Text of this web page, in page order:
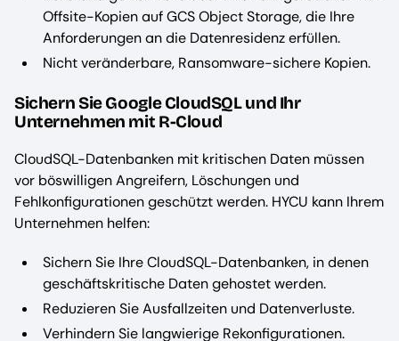
Offsite-Kopien auf GCS Object Storage, die Ihre
Anforderungen an die Datenresidenz erfüllen.
Nicht veränderbare, Ransomware-sichere Kopien.
Sichern Sie Google CloudSQL und Ihr
Unternehmen mit R-Cloud
CloudSQL-Datenbanken mit kritischen Daten müssen
vor böswilligen Angreifern, Löschungen und
Fehlkonfigurationen geschützt werden. HYCU kann Ihrem
Unternehmen helfen:
Sichern Sie Ihre CloudSQL-Datenbanken, in denen
geschäftskritische Daten gehostet werden.
Reduzieren Sie Ausfallzeiten und Datenverluste.
Verhindern Sie langwierige Rekonfigurationen.